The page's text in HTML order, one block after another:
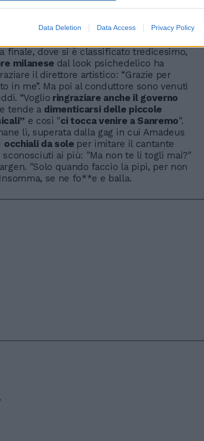
Data Deletion Data Access Privacy Policy
finale, dove si è classificato tredicesimo,
milanese dal look psichedelico ha
il direttore artistico: “Grazie per
in me”. Ma poi al conduttore sono venuti
“Voglio ringraziare anche il governo
tende a dimenticarsi delle piccole
e così "ci tocca venire a Sanremo".
lì, superata dalla gag in cui Amadeus
occhiali da sole per imitare il cantante
sconosciuti ai più: "Ma non te li togli mai?"
"Solo quando faccio la pipì, per non
se ne fo**e e balla.